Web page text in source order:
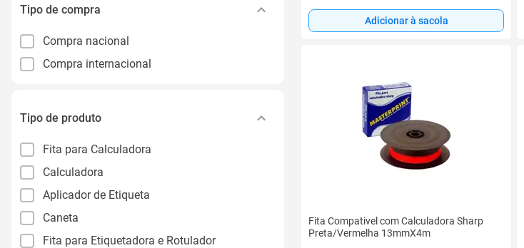
Tipo de compra
Compra nacional
Compra internacional
Tipo de produto
Fita para Calculadora
Calculadora
Aplicador de Etiqueta
Caneta
Fita para Etiquetadora e Rotulador
Adicionar à sacola
Fita Compativel com Calculadora Sharp
Preta/Vermelha 13mmX4m